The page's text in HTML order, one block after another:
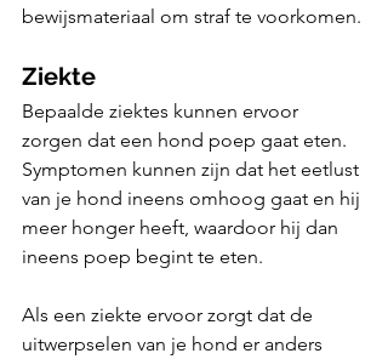
bewijsmateriaal om straf te voorkomen.
Ziekte
Bepaalde ziektes kunnen ervoor
zorgen dat een hond poep gaat eten.
Symptomen kunnen zijn dat het eetlust
van je hond ineens omhoog gaat en hij
meer honger heeft, waardoor hij dan
ineens poep begint te eten.
Als een ziekte ervoor zorgt dat de
uitwerpselen van je hond er anders